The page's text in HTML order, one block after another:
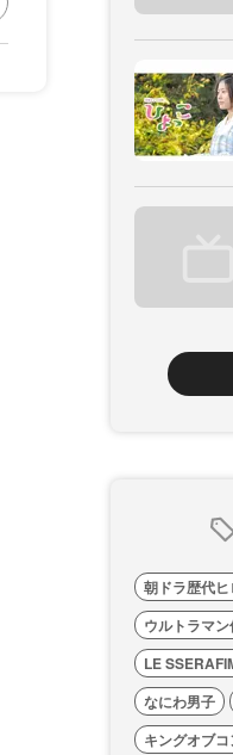
朝ドラ歴代
ウルトラマ
LE
なにわ男子
キングオブ